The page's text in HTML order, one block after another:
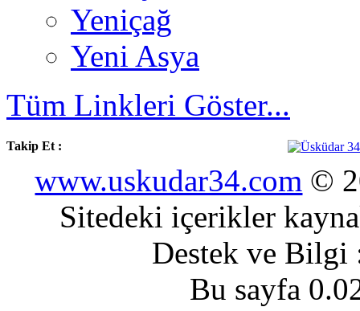
Yeniçağ
Yeni Asya
Tüm Linkleri Göster...
Takip Et :
www.uskudar34.com ©
Sitedeki içerikler
Destek ve
Bu sayfa